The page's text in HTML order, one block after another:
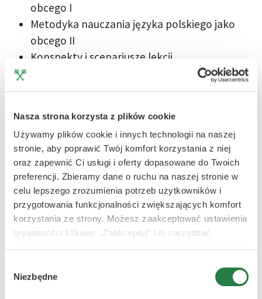
Nasza strona korzysta z plików cookie
Używamy plików cookie i innych technologii na naszej
stronie, aby poprawić Twój komfort korzystania z niej
oraz zapewnić Ci usługi i oferty dopasowane do Twoich
preferencji. Zbieramy dane o ruchu na naszej stronie w
celu lepszego zrozumienia potrzeb użytkowników i
przygotowania funkcjonalności zwiększających komfort
korzystania ze strony. Możesz zaakceptować ustawienia
prywatności klikając „Zaakceptuj” lub zarządzać
zgody
Niezbędne
obcego I
Metodyka nauczania języka polskiego jako
obcego II
Konspekty i scenariusze lekcji
Koncepcje doboru treści w podręcznikach
Materiały pomocnicze do nauczania języka
Pomoce dydaktyczne
Analiza tekstu kultury
Konteksty kultury
Pomiar dydaktyczny
Testowanie i sprawdzanie
Metody nauczania kultury i języka wśród
dzieci i młodzieży
Bilingwizm w nauczaniu
Realioznawstwo
Polska w świecie